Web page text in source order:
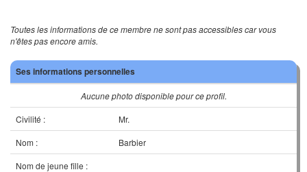
Toutes les informations de ce membre ne sont pas accessibles car vous
n'êtes pas encore amis.
Ses informations personnelles
Aucune photo disponible pour ce profil.
Civilité :
Mr.
Nom :
Barbier
Nom de jeune fille :